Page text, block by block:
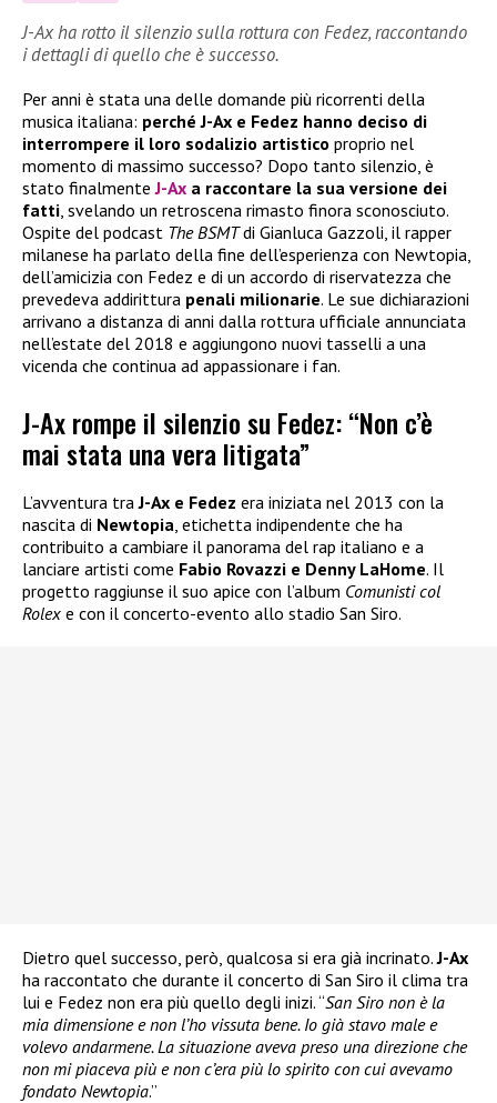
J-Ax ha rotto il silenzio sulla rottura con Fedez, raccontando
i dettagli di quello che è successo.
Per anni è stata una delle domande più ricorrenti della
musica italiana: perché J-Ax e Fedez hanno deciso di
interrompere il loro sodalizio artistico proprio nel
momento di massimo successo? Dopo tanto silenzio, è
stato finalmenteJ-Ax a raccontare la sua versione dei
fatti, svelando un retroscena rimasto finora sconosciuto.
Ospite del podcast The BSMTdi Gianluca Gazzoli, il rapper
milanese ha parlato della fine dell’esperienza con Newtopia,
dell’amicizia con Fedez e di un accordo di riservatezza che
prevedeva addirittura penali milionarie. Le sue dichiarazioni
arrivano a distanza di anni dalla rottura ufficiale annunciata
nell’estate del 2018 e aggiungono nuovi tasselli a una
vicenda che continua ad appassionare i fan.
J-Ax rompe il silenzio su Fedez: “Non c’è
mai stata una vera litigata”
L’avventura traJ-Ax e Fedez era iniziata nel 2013 con la
nascita di Newtopia , etichetta indipendente che ha
contribuito a cambiare il panorama del rap italiano e a
lanciare artisti come Fabio Rovazzi e Denny LaHome. Il
progetto raggiunse il suo apice con l’album Comunisti col
Rolex e con il concerto-evento allo stadio San Siro.
Dietro quel successo, però, qualcosa si era già incrinato.J-Ax
ha raccontato che durante il concerto di San Siro il clima tra
lui e Fedez non era più quello degli inizi. “San Siro non è la
mia dimensione e non l’ho vissuta bene. Io già stavo male e
volevo andarmene. La situazione aveva preso una direzione che
non mi piaceva più e non c’era più lo spirito con cui avevamo
fondato Newtopia.”